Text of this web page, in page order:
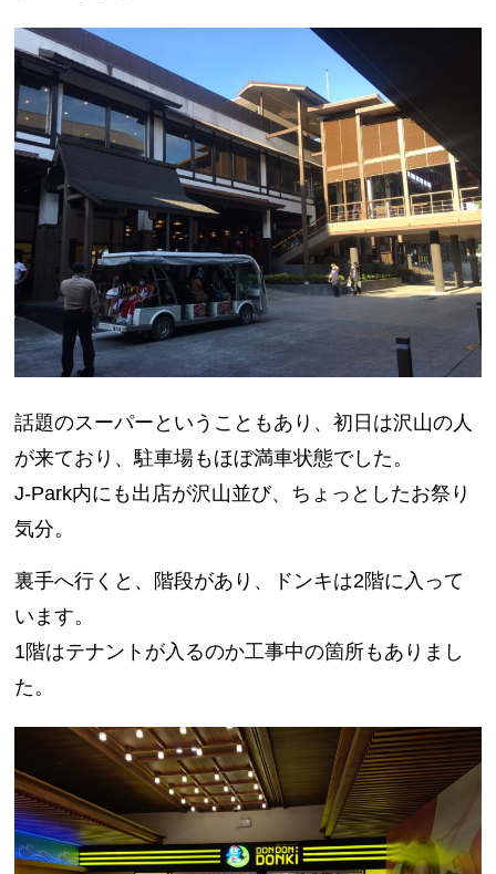
話題のスーパーということもあり、初日は沢山の人
が来ており、駐車場もほぼ満車状態でした。
J-Park内にも出店が沢山並び、ちょっとしたお祭り
気分。
裏手へ行くと、階段があり、ドンキは2階に入って
います。
1階はテナントが入るのか工事中の箇所もありまし
た。